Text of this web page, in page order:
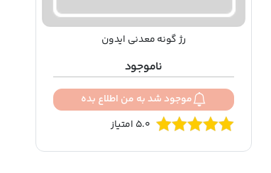
رژ گونه معدنی ایدون
ناموجود
موجود شد به من اطلاع بده
5.0 امتیاز